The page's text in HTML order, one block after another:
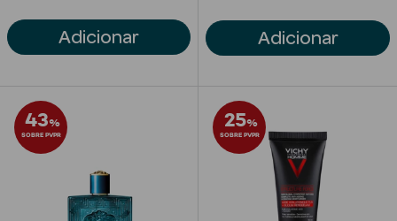
Pele Seca
Adicionar Adicionar
43%
SOBRE PVPR
25%
SOBRE PVPR